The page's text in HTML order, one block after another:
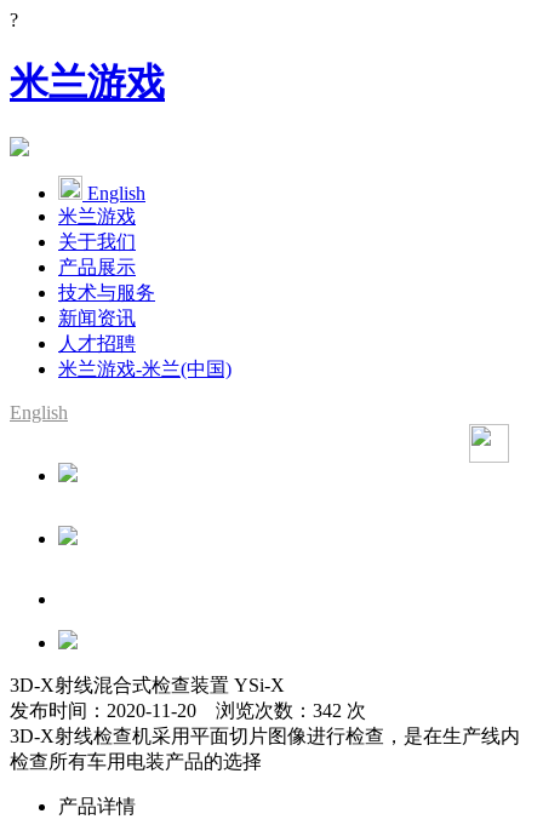
?
米兰游戏
English
米兰游戏
关于我们
产品展示
技术与服务
新闻资讯
人才招聘
米兰游戏-米兰(中国)
English
YAMAHA代理
3D-X射线混合式检查装置 YSi-X
发布时间：2020-11-20 浏览次数：342 次
3D-X射线检查机采用平面切片图像进行检查，是在生产线内
检查所有车用电装产品的选择
产品详情